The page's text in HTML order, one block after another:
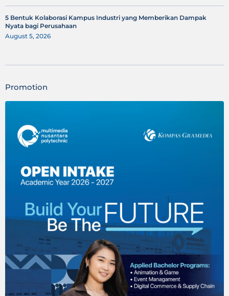
5 Bentuk Kolaborasi Kampus Industri yang Memberikan Dampak
Nyata bagi Perusahaan
August 5, 2026
Promotion